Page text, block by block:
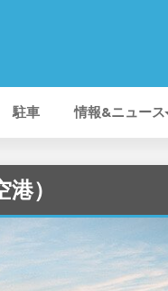
駐車 情報&ニュース
）